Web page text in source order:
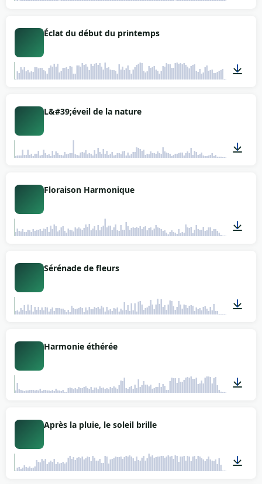
Éclat du début du printemps
L&#39;éveil de la nature
Floraison Harmonique
Sérénade de fleurs
Harmonie éthérée
Après la pluie, le soleil brille